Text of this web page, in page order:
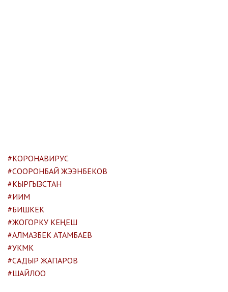
#КОРОНАВИРУС
#СООРОНБАЙ ЖЭЭНБЕКОВ
#КЫРГЫЗСТАН
#ИИМ
#БИШКЕК
#ЖОГОРКУ КЕҢЕШ
#АЛМАЗБЕК АТАМБАЕВ
#УКМК
#САДЫР ЖАПАРОВ
#ШАЙЛОО